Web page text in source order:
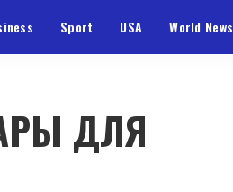
Sport USA World News
ДЛЯ